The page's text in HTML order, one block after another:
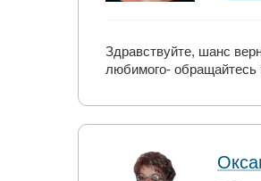
Здравствуйте, шанс
любимого- обращайтесь